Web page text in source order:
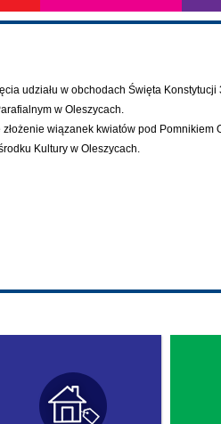
udziału w obchodach Święta
w Oleszycach.
wiązanek kwiatów pod Pomnikiem
Kultury w Oleszycach.